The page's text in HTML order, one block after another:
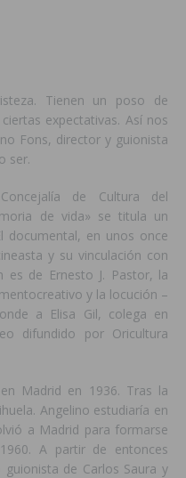
Tienen un poso de
expectativas. Así nos
Fons, director y guionista
ser.
de Cultura del
de vida» se titula un
documental, en unos once
y su vinculación con
es de Ernesto J. Pastor, la
y la locución –
a Elisa Gil, colega en
difundido por Oricultura
Madrid en 1936. Tras la
Angelino estudiaría en
a Madrid para formarse
A partir de entonces
de Carlos Saura y